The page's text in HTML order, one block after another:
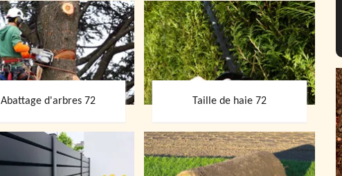
Abattage d'arbres 72 Taille de haie 72